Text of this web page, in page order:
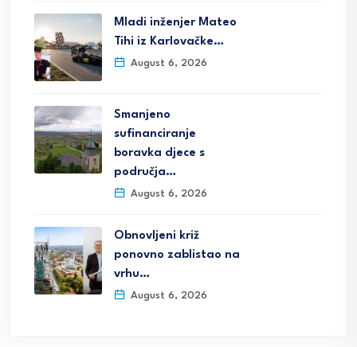
Mladi inženjer Mateo
Tihi iz Karlovačke…
August 6, 2026
Smanjeno
sufinanciranje
boravka djece s
područja…
August 6, 2026
Obnovljeni križ
ponovno zablistao na
vrhu…
August 6, 2026